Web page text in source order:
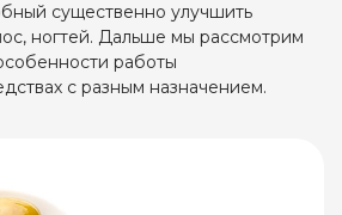
существенно улучшить
ногтей. Дальше мы рассмотрим
работы
с разным назначением.